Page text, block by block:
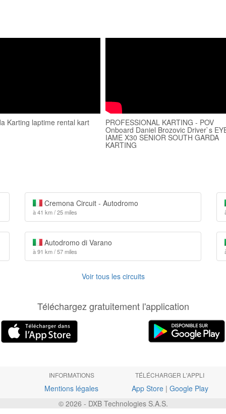
Karting laptime rental kart PROFESSIONAL KARTING - POV
Onboard Daniel Brozovic Driver`s
IAME X30 SENIOR SOUTH GARDA
KARTING
Cremona Circuit - Autodromo
à 41 km / 25 miles
Autodromo di Varano
à 91 km / 57 miles
Voir tous les circuits
Téléchargez gratuitement l'application
INFORMATIONS
Mentions légales
TÉLÉCHARGER L'APPLI
App Store| Google Play
© 2026 - DXB Technologies S.A.S.